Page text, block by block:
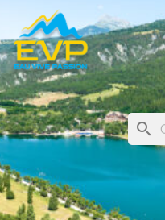
search
Cookies management panel